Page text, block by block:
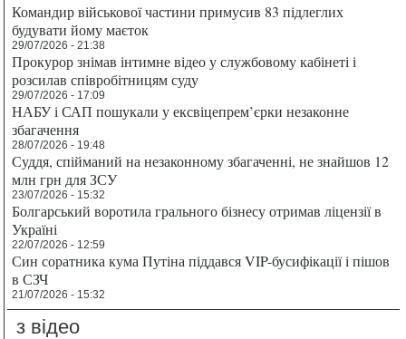
Командир військової частини примусив 83 підлеглих
будувати йому маєток
29/07/2026 - 21:38
Прокурор знімав інтимне відео у службовому кабінеті і
розсилав співробітницям суду
29/07/2026 - 17:09
НАБУ і САП пошукали у ексвіцепрем’єрки незаконне
збагачення
28/07/2026 - 19:48
Суддя, спійманий на незаконному збагаченні, не знайшов 12
млн грн для ЗСУ
23/07/2026 - 15:32
Болгарський воротила грального бізнесу отримав ліцензії в
Україні
22/07/2026 - 12:59
Син соратника кума Путіна піддався VIP-бусифікації і пішов
в СЗЧ
21/07/2026 - 15:32
з відео